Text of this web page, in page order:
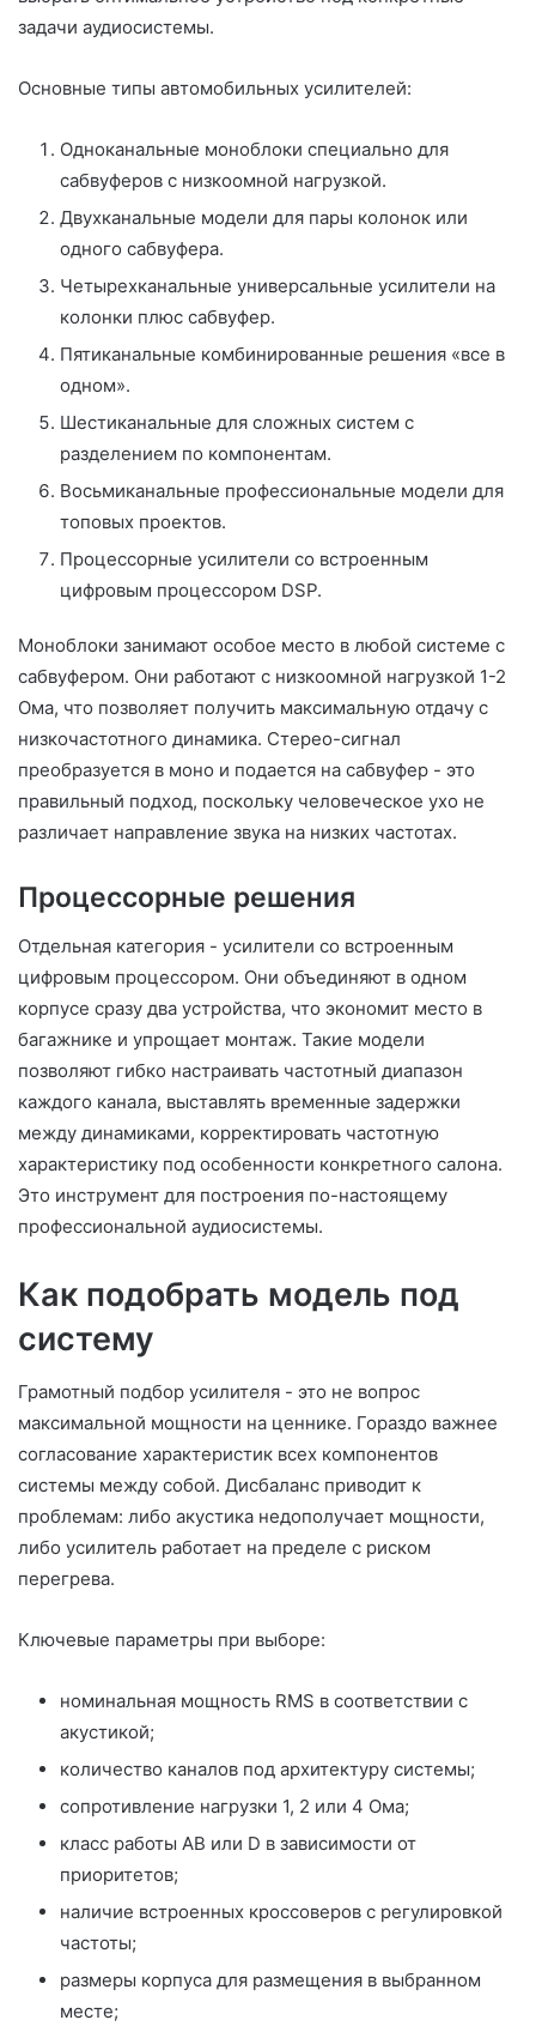
задачи аудиосистемы.
Основные типы автомобильных усилителей:
Одноканальные моноблоки специально для
сабвуферов с низкоомной нагрузкой.
Двухканальные модели для пары колонок или
одного сабвуфера.
Четырехканальные универсальные усилители на
колонки плюс сабвуфер.
Пятиканальные комбинированные решения «все в
одном».
Шестиканальные для сложных систем с
разделением по компонентам.
Восьмиканальные профессиональные модели для
топовых проектов.
Процессорные усилители со встроенным
цифровым процессором DSP.
Моноблоки занимают особое место в любой системе с
сабвуфером. Они работают с низкоомной нагрузкой 1-2
Ома, что позволяет получить максимальную отдачу с
низкочастотного динамика. Стерео-сигнал
преобразуется в моно и подается на сабвуфер - это
правильный подход, поскольку человеческое ухо не
различает направление звука на низких частотах.
Процессорные решения
Отдельная категория - усилители со встроенным
цифровым процессором. Они объединяют в одном
корпусе сразу два устройства, что экономит место в
багажнике и упрощает монтаж. Такие модели
позволяют гибко настраивать частотный диапазон
каждого канала, выставлять временные задержки
между динамиками, корректировать частотную
характеристику под особенности конкретного салона.
Это инструмент для построения по-настоящему
профессиональной аудиосистемы.
Как подобрать модель под
систему
Грамотный подбор усилителя - это не вопрос
максимальной мощности на ценнике. Гораздо важнее
согласование характеристик всех компонентов
системы между собой. Дисбаланс приводит к
проблемам: либо акустика недополучает мощности,
либо усилитель работает на пределе с риском
перегрева.
Ключевые параметры при выборе:
номинальная мощность RMS в соответствии с
акустикой;
количество каналов под архитектуру системы;
сопротивление нагрузки 1, 2 или 4 Ома;
класс работы AB или D в зависимости от
приоритетов;
наличие встроенных кроссоверов с регулировкой
частоты;
размеры корпуса для размещения в выбранном
месте;